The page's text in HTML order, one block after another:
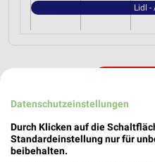
Lidl -
weekli Magazin
Datenschutzeinstellungen
Durch Klicken auf die
Standardeinstellung nur für
beibehalten.